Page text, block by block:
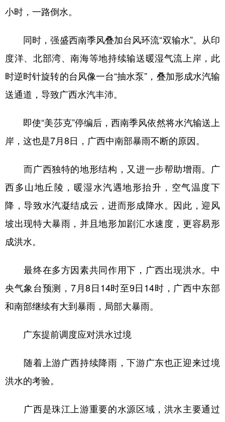
小时，一路倒水。
同时，强盛西南季风叠加台风环流“双输水”。从印
度洋、北部湾、南海等地持续输送暖湿气流上岸，此
时逆时针旋转的台风像一台“抽水泵”，叠加形成水汽输
送通道，导致广西水汽丰沛。
即使“美莎克”停编后，西南季风依然将水汽输送上
岸，这也是7月8日，广西中南部暴雨不断的原因。
而广西独特的地形结构，又进一步帮助增雨。广
西多山地丘陵，暖湿水汽遇地形抬升，空气温度下
降，导致水汽凝结成云，进而形成降水。因此，迎风
坡出现特大暴雨，并且地形加剧汇水速度，更容易形
成洪水。
最终在多方因素共同作用下，广西出现洪水。中
央气象台预测，7月8日14时至9日14时，广西中东部
和南部继续有大到暴雨，局部大暴雨。
广东提前调度应对洪水过境
随着上游广西持续降雨，下游广东也正迎来过境
洪水的考验。
广西是珠江上游重要的水源区域，洪水主要通过